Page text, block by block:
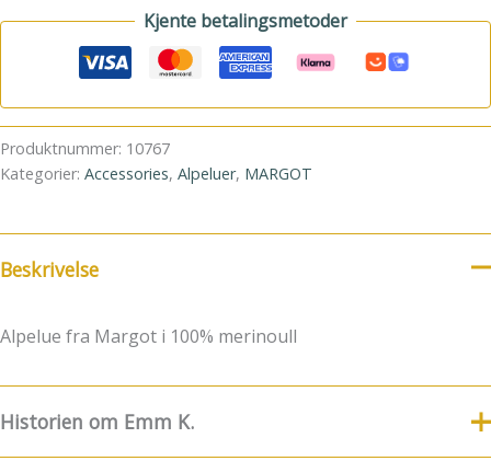
Kjente betalingsmetoder
Produktnummer: 10767
Kategorier: Accessories, Alpeluer, MARGOT
Beskrivelse
Alpelue fra Margot i 100% merinoull
Historien om Emm K.